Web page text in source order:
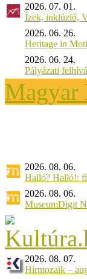
2026. 07. 01.
Ízek, inklúzió,
2026. 06. 26.
Heritage in
2026. 06. 24.
Pályázati
Magyar
2026. 08. 06.
Halló? Halló!:
2026. 08. 06.
MuseumDigit
2026. 08. 07.
Hírmozaik –